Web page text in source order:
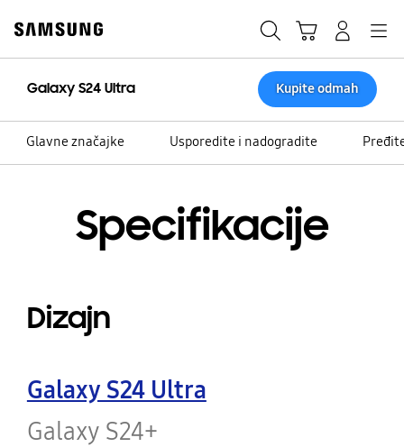
content
accessibility
help
Galaxy S24 Ultra Kupite odmah
Glavne značajke Usporedite i nadogradite
Specifikacije
Dizajn
Galaxy S24 Ultra
Galaxy S24+